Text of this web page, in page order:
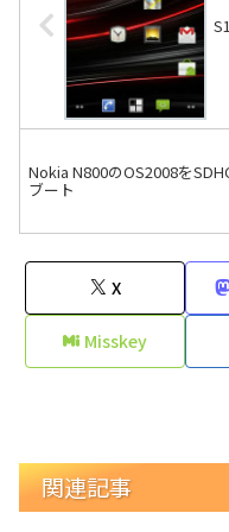
Nokia N800のOS2008を
ブート
X
Misskey
関連記事